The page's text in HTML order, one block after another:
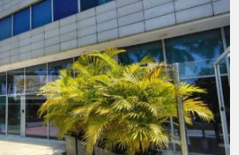
VER DETALLES